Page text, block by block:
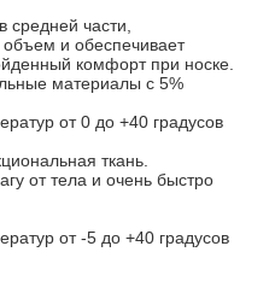
средней части,
и обеспечивает
комфорт при носке.
материалы с 5%
от 0 до +40 градусов
ткань.
от тела и очень быстро
от -5 до +40 градусов